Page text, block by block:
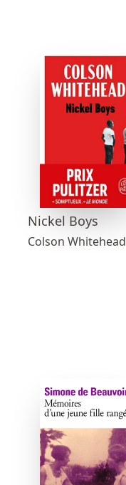
Nickel Boys
Colson Whitehead